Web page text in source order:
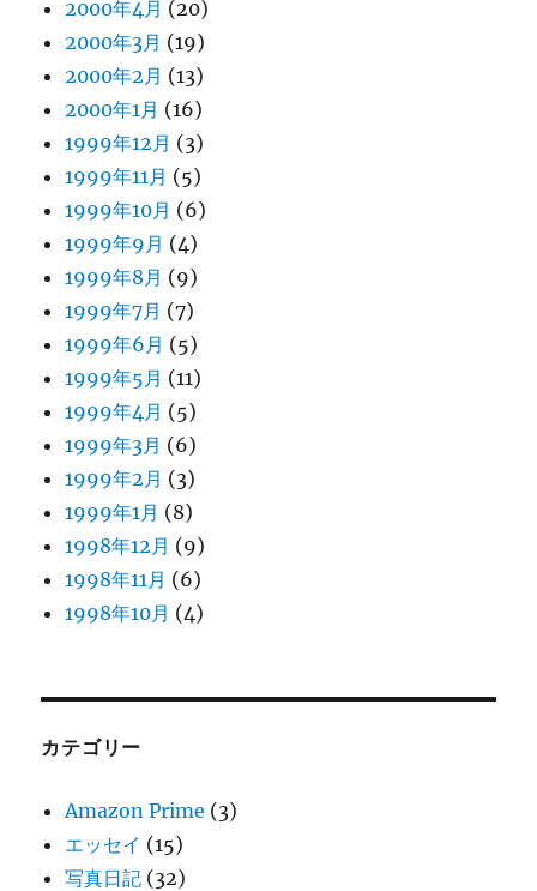
2000年4月 (20)
2000年3月 (19)
2000年2月 (13)
2000年1月 (16)
1999年12月 (3)
1999年11月 (5)
1999年10月 (6)
1999年9月 (4)
1999年8月 (9)
1999年7月 (7)
1999年6月 (5)
1999年5月 (11)
1999年4月 (5)
1999年3月 (6)
1999年2月 (3)
1999年1月 (8)
1998年12月 (9)
1998年11月 (6)
1998年10月 (4)
カテゴリー
Amazon Prime (3)
エッセイ (15)
写真日記 (32)